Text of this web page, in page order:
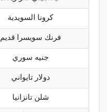
كرونا السويدية
فرنك سويسرا قديم
جنيه سوري
دولار تايواني
شلن تانزانيا